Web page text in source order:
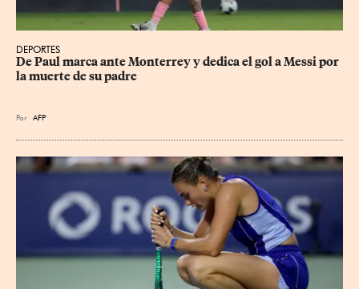
DEPORTES
De Paul marca ante Monterrey y dedica el gol a Messi por
la muerte de su padre
Por AFP